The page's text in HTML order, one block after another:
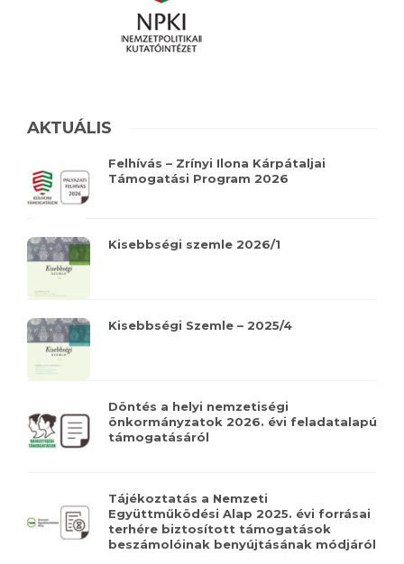
AKTUÁLIS
Felhívás – Zrínyi Ilona Kárpátaljai
Támogatási Program 2026
Kisebbségi szemle 2026/1
Kisebbségi Szemle – 2025/4
Döntés a helyi nemzetiségi
önkormányzatok 2026. évi feladatalapú
támogatásáról
Tájékoztatás a Nemzeti
Együttműködési Alap 2025. évi forrásai
terhére biztosított támogatások
beszámolóinak benyújtásának módjáról